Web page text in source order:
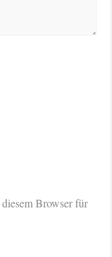
Browser für